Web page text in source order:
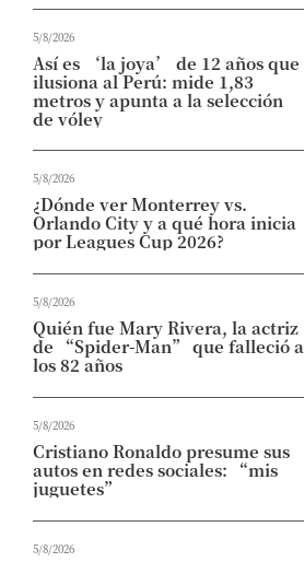
5/8/2026
Así es ‘la joya’ de 12 años que
ilusiona al Perú: mide 1,83
metros y apunta a la selección
de vóley
5/8/2026
¿Dónde ver Monterrey vs.
Orlando City y a qué hora inicia
por Leagues Cup 2026?
5/8/2026
Quién fue Mary Rivera, la actriz
de “Spider-Man” que falleció a
los 82 años
5/8/2026
Cristiano Ronaldo presume sus
autos en redes sociales: “mis
juguetes”
5/8/2026